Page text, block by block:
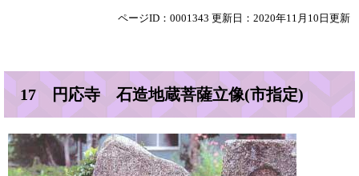
ページID：0001343 更新日：2020年11月10日更新
17 円応寺 石造地蔵菩薩立像(市指定)